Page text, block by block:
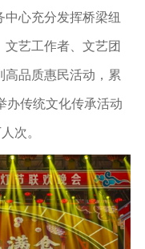
心充分发挥桥梁纽
艺工作者、文艺团
品质惠民活动，累
办传统文化传承活动
次。